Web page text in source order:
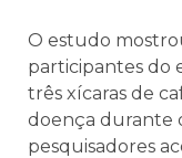
O estudo
participantes do
três xícaras de
doença durante
pesquisadores